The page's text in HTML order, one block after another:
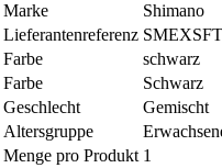
Marke
Shimano
Lieferantenreferenz
Farbe
schwarz
Farbe
Schwarz
Geschlecht
Gemischt
Altersgruppe
Menge pro Produkt 1